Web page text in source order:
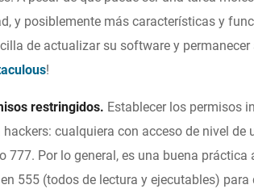
y posiblemente más características y
de actualizar su software y
!
restringidos. Establecer los permisos
cualquiera con acceso de nivel de
777. Por lo general, es una buena práctica
555 (todos de lectura y ejecutables)